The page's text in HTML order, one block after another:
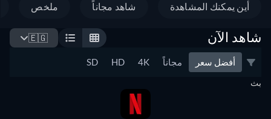
أين يمكنك المشاهدة شاهد مجاناً ملخص
شاهد الآن 🇪🇬
أفضل سعر مجاناً 4K
HD
SD
بث